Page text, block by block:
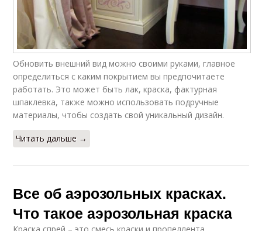
Обновить внешний вид можно своими руками, главное
определиться с каким покрытием вы предпочитаете
работать. Это может быть лак, краска, фактурная
шпаклевка, также можно использовать подручные
материалы, чтобы создать свой уникальный дизайн.
Читать дальше →
Все об аэрозольных красках.
Что такое аэрозольная краска